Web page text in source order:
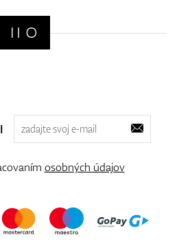
osobných údajov